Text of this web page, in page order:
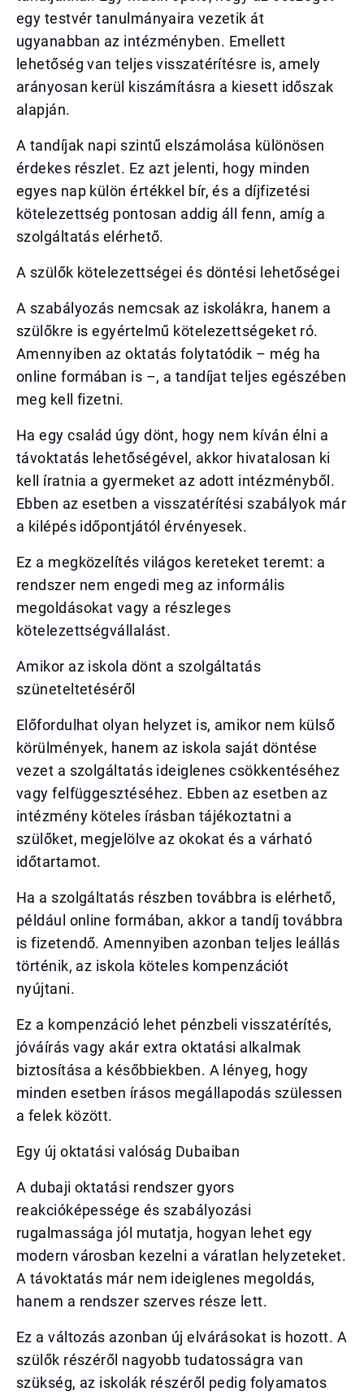
egy testvér tanulmányaira vezetik át
ugyanabban az intézményben. Emellett
lehetőség van teljes visszatérítésre is, amely
arányosan kerül kiszámításra a kiesett időszak
alapján.
A tandíjak napi szintű elszámolása különösen
érdekes részlet. Ez azt jelenti, hogy minden
egyes nap külön értékkel bír, és a díjfizetési
kötelezettség pontosan addig áll fenn, amíg a
szolgáltatás elérhető.
A szülők kötelezettségei és döntési lehetőségei
A szabályozás nemcsak az iskolákra, hanem a
szülőkre is egyértelmű kötelezettségeket ró.
Amennyiben az oktatás folytatódik – még ha
online formában is –, a tandíjat teljes egészében
meg kell fizetni.
Ha egy család úgy dönt, hogy nem kíván élni a
távoktatás lehetőségével, akkor hivatalosan ki
kell íratnia a gyermeket az adott intézményből.
Ebben az esetben a visszatérítési szabályok már
a kilépés időpontjától érvényesek.
Ez a megközelítés világos kereteket teremt: a
rendszer nem engedi meg az informális
megoldásokat vagy a részleges
kötelezettségvállalást.
Amikor az iskola dönt a szolgáltatás
szüneteltetéséről
Előfordulhat olyan helyzet is, amikor nem külső
körülmények, hanem az iskola saját döntése
vezet a szolgáltatás ideiglenes csökkentéséhez
vagy felfüggesztéséhez. Ebben az esetben az
intézmény köteles írásban tájékoztatni a
szülőket, megjelölve az okokat és a várható
időtartamot.
Ha a szolgáltatás részben továbbra is elérhető,
például online formában, akkor a tandíj továbbra
is fizetendő. Amennyiben azonban teljes leállás
történik, az iskola köteles kompenzációt
nyújtani.
Ez a kompenzáció lehet pénzbeli visszatérítés,
jóváírás vagy akár extra oktatási alkalmak
biztosítása a későbbiekben. A lényeg, hogy
minden esetben írásos megállapodás szülessen
a felek között.
Egy új oktatási valóság Dubaiban
A dubaji oktatási rendszer gyors
reakcióképessége és szabályozási
rugalmassága jól mutatja, hogyan lehet egy
modern városban kezelni a váratlan helyzeteket.
A távoktatás már nem ideiglenes megoldás,
hanem a rendszer szerves része lett.
Ez a változás azonban új elvárásokat is hozott. A
szülők részéről nagyobb tudatosságra van
szükség, az iskolák részéről pedig folyamatos